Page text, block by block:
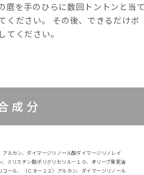
底を手のひらに数回トントンと当
ください。 その後、できるだけボ
てください。
成分
ルカン、ダイマージリノール酸ダイマージリノレイ
ミリスチン酸ポリグリセリル－１０、オリーブ果実油
ール、（Ｃ９－１２）アルカン、ダイマージリノール